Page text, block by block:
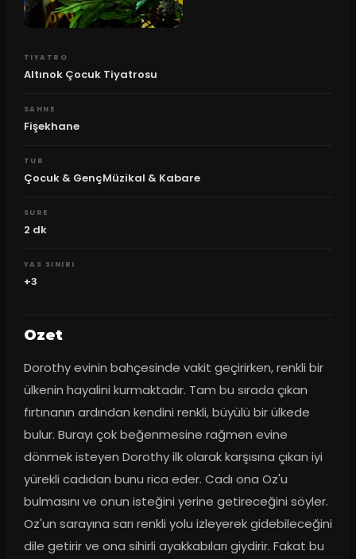
TIYATRO
Altınok Çocuk Tiyatrosu
SAHNE
Fişekhane
TUR
Çocuk & GençMüzikal & Kabare
SURE
2 dk
YAS SINIRI
+3
Ozet
Dorothy evinin bahçesinde vakit geçirirken, renkli bir
ülkenin hayalini kurmaktadır. Tam bu sırada çıkan
fırtınanın ardından kendini renkli, büyülü bir ülkede
bulur. Burayı çok beğenmesine rağmen evine
dönmek isteyen Dorothy ilk olarak karşısına çıkan iyi
yürekli cadıdan bunu rica eder. Cadı ona Oz'u
bulmasını ve onun isteğini yerine getireceğini söyler.
Oz'un sarayına sarı renkli yolu izleyerek gidebileceğini
dile getirir ve ona sihirli ayakkabıları giydirir. Fakat bu